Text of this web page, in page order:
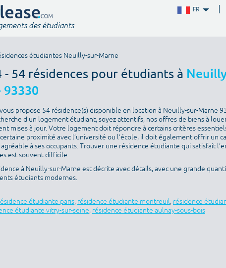
FR
des étudiants
étudiantes Neuilly-sur-Marne
- 54 résidences pour étudiants à
93330
propose 54 résidence(s) disponible en location à Neuilly-sur-Marne
d’un logement étudiant, soyez attentifs, nos offres de biens à
mises à jour. Votre logement doit répondre à certains critères
proximité avec l’université ou l’école, il doit également offrir un
à ses occupants. Trouver une résidence étudiante qui satisfait
est souvent difficile.
à Neuilly-sur-Marne est décrite avec détails, avec une grande
étudiants modernes.
étudiante paris, résidence étudiante montreuil, résidence
étudiante vitry-sur-seine, résidence étudiante aulnay-sous-bois